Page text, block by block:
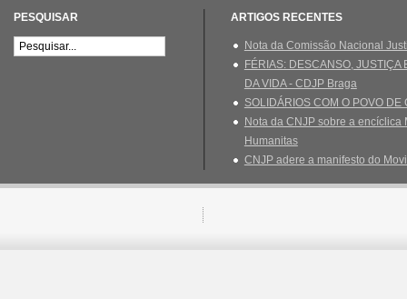
PESQUISAR ARTIGOS RECENTES
Nota da Comissão Nacional
FÉRIAS: DESCANSO, JUSTIÇA
DA VIDA - CDJP Braga
SOLIDÁRIOS COM O POVO DE
Nota da CNJP sobre a encíclica
Humanitas
CNJP adere a manifesto do